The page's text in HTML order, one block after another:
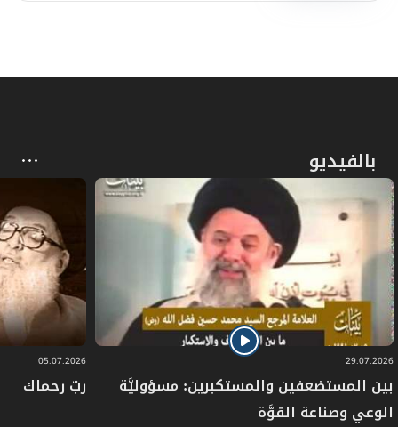
بالفيديو
29.07.2026
بين المستضعفين والمستكبرين: مسؤوليَّة
الوعي وصناعة القوَّة
05.07.2026
ربّ رحماك